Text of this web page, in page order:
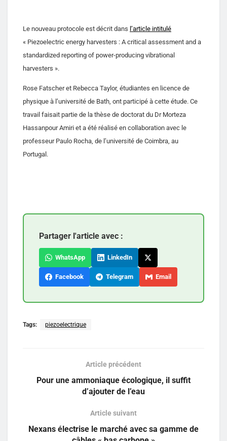
Le nouveau protocole est décrit dans l’article intitulé
« Piezoelectric energy harvesters : A critical assessment and a
standardized reporting of power-producing vibrational
harvesters ».
Rose Fatscher et Rebecca Taylor, étudiantes en licence de
physique à l’université de Bath, ont participé à cette étude. Ce
travail faisait partie de la thèse de doctorat du Dr Morteza
Hassanpour Amiri et a été réalisé en collaboration avec le
professeur Paulo Rocha, de l’université de Coimbra, au
Portugal.
Partager l'article avec :
WhatsApp LinkedIn
Facebook Telegram Email
Tags: piezoelectrique
Article précédent
Pour une ammoniaque écologique, il suffit
d’ajouter de l’eau
Article suivant
Nexans électrise le marché avec sa gamme de